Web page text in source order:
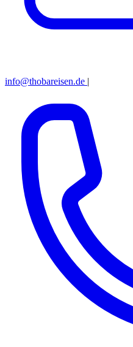
info@thobareisen.de |